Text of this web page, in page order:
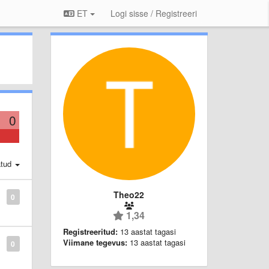
ET Logi sisse / Registreeri
0
0
0
Theo22
1,34
Registreeritud: 13 aastat tagasi
Viimane tegevus: 13 aastat tagasi